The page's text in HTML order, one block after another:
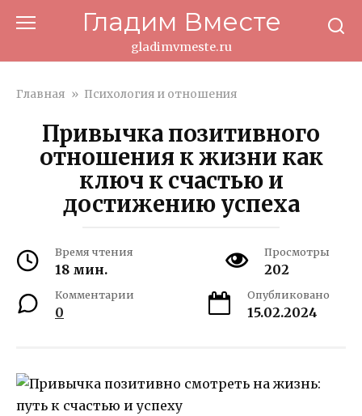
Гладим Вместе
gladimvmeste.ru
Главная » Психология и отношения
Привычка позитивного
отношения к жизни как
ключ к счастью и
достижению успеха
Время чтения
18 мин.
Просмотры
202
Комментарии
0
Опубликовано
15.02.2024